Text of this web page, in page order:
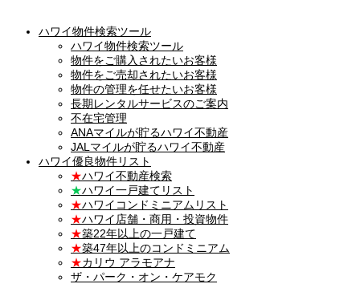
ハワイ物件検索ツール
ハワイ物件検索ツール
物件をご購入されたいお客様
物件をご売却されたいお客様
物件の管理を任せたいお客様
長期レンタルサービスのご案内
不在宅管理
ANAマイルが貯るハワイ不動産
JALマイルが貯るハワイ不動産
ハワイ優良物件リスト
★ハワイ不動産検索
★ハワイ一戸建てリスト
★ハワイコンドミニアムリスト
★ハワイ店舗・商用・投資物件
★築22年以上の一戸建て
★築47年以上のコンドミニアム
★カリウ アラモアナ
ザ・パーク・オン・ケアモク